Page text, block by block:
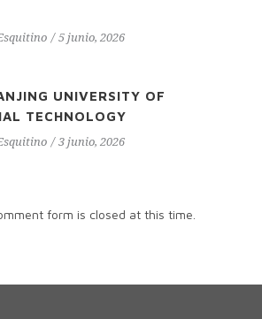
5 junio, 2026
UNIVERSITY OF
TECHNOLOGY
3 junio, 2026
form is closed at this time.